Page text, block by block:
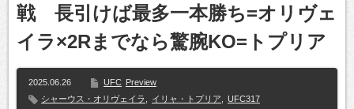
戦 長引けば最多一本勝ち=オリヴェ
イラ×2Rまでなら驚腕KO=トプリア
2025.06.26 UFC Preview
シャーウス・オリヴェイラ
イリャ・トプリア UFC317